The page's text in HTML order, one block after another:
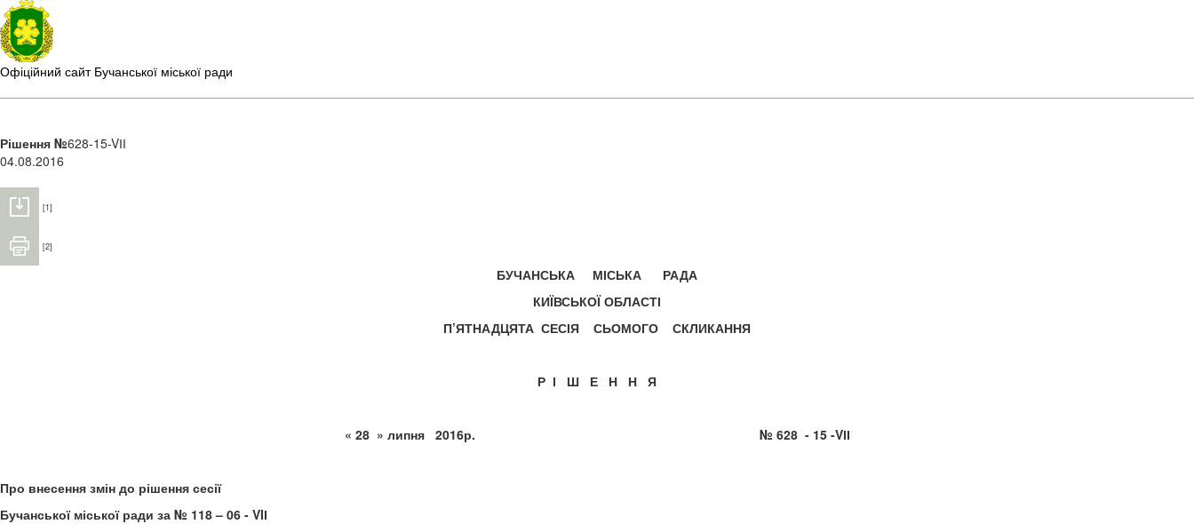
Офіційний сайт Бучанської міської ради
Рішення №628-15-VІІ
04.08.2016
[1]
[2]
БУЧАНСЬКА МІСЬКА РАДА
КИЇВСЬКОЇ ОБЛАСТІ
П’ЯТНАДЦЯТА СЕСІЯ СЬОМОГО СКЛИКАННЯ
Р І Ш Е Н Н Я
« 28 » липня 2016р. № 628 - 15 -VІІ
Про внесення змін до рішення сесії
Бучанської міської ради за № 118 – 06 - VIІ